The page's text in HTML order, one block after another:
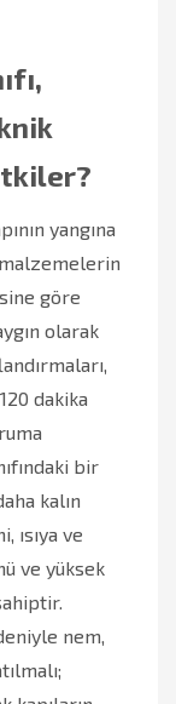
yangına
malzemelerin
göre
olarak
dakika
bir
kalın
ısıya ve
ve yüksek
nem,